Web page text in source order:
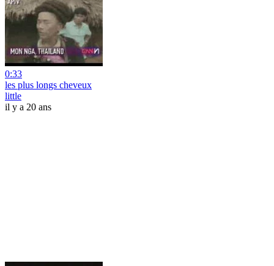
0:33
les plus longs cheveux
little
il y a 20 ans